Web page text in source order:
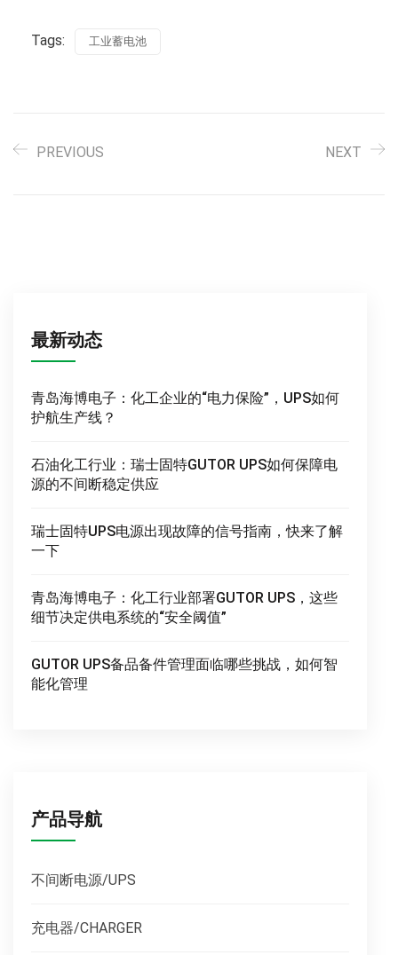
Tags: 工业蓄电池
PREVIOUS NEXT
最新动态
青岛海博电子：化工企业的“电力保险”，UPS如何
护航生产线？
石油化工行业：瑞士固特GUTOR UPS如何保障电
源的不间断稳定供应
瑞士固特UPS电源出现故障的信号指南，快来了解
一下
青岛海博电子：化工行业部署GUTOR UPS，这些
细节决定供电系统的“安全阈值”
GUTOR UPS备品备件管理面临哪些挑战，如何智
能化管理
产品导航
不间断电源/UPS
充电器/CHARGER